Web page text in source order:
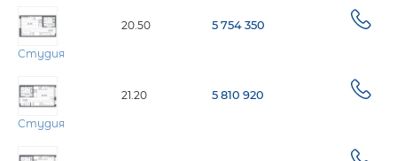
Студия
20.50 5 754 350
Студия
21.20 5 810 920